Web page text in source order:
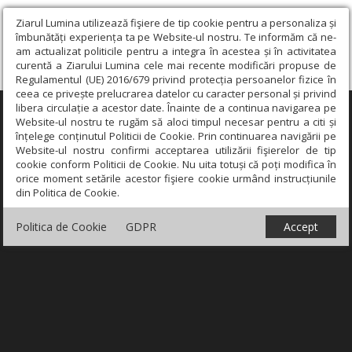
Ziarul Lumina utilizează fişiere de tip cookie pentru a personaliza și
îmbunătăți experiența ta pe Website-ul nostru. Te informăm că ne-
am actualizat politicile pentru a integra în acestea și în activitatea
curentă a Ziarului Lumina cele mai recente modificări propuse de
Regulamentul (UE) 2016/679 privind protecția persoanelor fizice în
ceea ce privește prelucrarea datelor cu caracter personal și privind
libera circulație a acestor date. Înainte de a continua navigarea pe
Website-ul nostru te rugăm să aloci timpul necesar pentru a citi și
înțelege conținutul Politicii de Cookie. Prin continuarea navigării pe
Website-ul nostru confirmi acceptarea utilizării fişierelor de tip
cookie conform Politicii de Cookie. Nu uita totuși că poți modifica în
orice moment setările acestor fişiere cookie urmând instrucțiunile
din Politica de Cookie.
Politica de Cookie GDPR Accept
×